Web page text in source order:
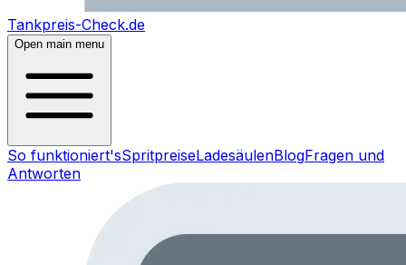
Tankpreis-Check.de
Open main menu
So funktioniert'sSpritpreiseLadesäulenBlogFragen und
Antworten